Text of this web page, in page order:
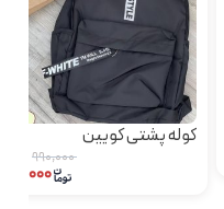
کوله پشتی کویین
۹۹۰,۰۰۰